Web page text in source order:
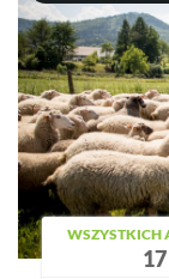
WSZYSTKICH
17